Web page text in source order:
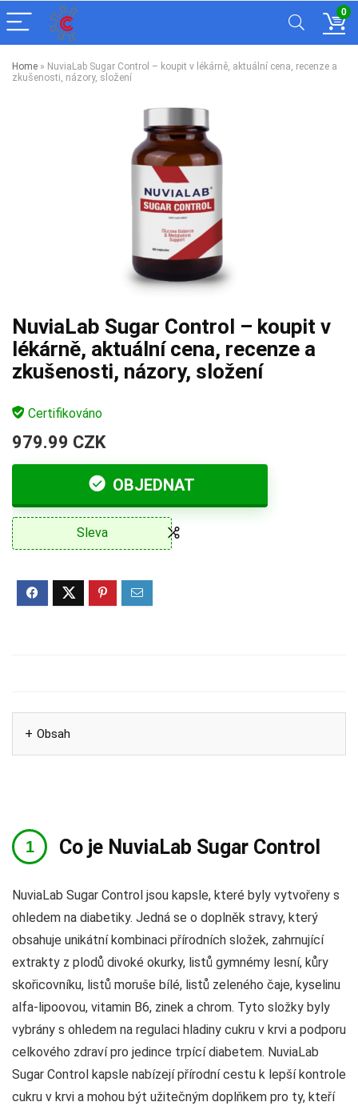
0
Home » NuviaLab Sugar Control – koupit v lékárně, aktuální cena, recenze a
zkušenosti, názory, složení
NuviaLab Sugar Control – koupit v
lékárně, aktuální cena, recenze a
zkušenosti, názory, složení
Certifikováno
979.99 CZK
OBJEDNAT
Sleva
Obsah
Co je NuviaLab Sugar Control
NuviaLab Sugar Control jsou kapsle, které byly vytvořeny s
ohledem na diabetiky. Jedná se o doplněk stravy, který
obsahuje unikátní kombinaci přírodních složek, zahrnující
extrakty z plodů divoké okurky, listů gymnémy lesní, kůry
skořicovníku, listů moruše bílé, listů zeleného čaje, kyselinu
alfa-lipoovou, vitamin B6, zinek a chrom. Tyto složky byly
vybrány s ohledem na regulaci hladiny cukru v krvi a podporu
celkového zdraví pro jedince trpící diabetem. NuviaLab
Sugar Control kapsle nabízejí přírodní cestu k lepší kontrole
cukru v krvi a mohou být užitečným doplňkem pro ty, kteří